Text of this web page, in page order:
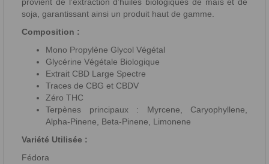
soja, garantissant ainsi un produit haut de gamme.
Composition :
Mono Propylène Glycol Végétal
Glycérine Végétale Biologique
Extrait CBD Large Spectre
Traces de CBG et CBDV
Zéro THC
Terpènes principaux : Myrcene, Caryophyllene,
Alpha-Pinene, Beta-Pinene, Limonene
Variété Utilisée :
Fédora